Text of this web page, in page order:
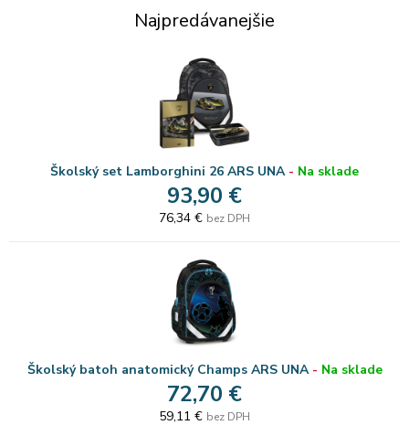
Najpredávanejšie
Školský set Lamborghini 26 ARS UNA- Na sklade
93,90 €
76,34 € bez DPH
Školský batoh anatomický Champs ARS UNA- Na sklade
72,70 €
59,11 € bez DPH